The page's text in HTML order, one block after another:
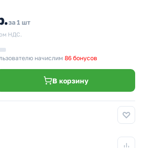
за 1 шт
НДС.
начислим 86 бонусов
В корзину